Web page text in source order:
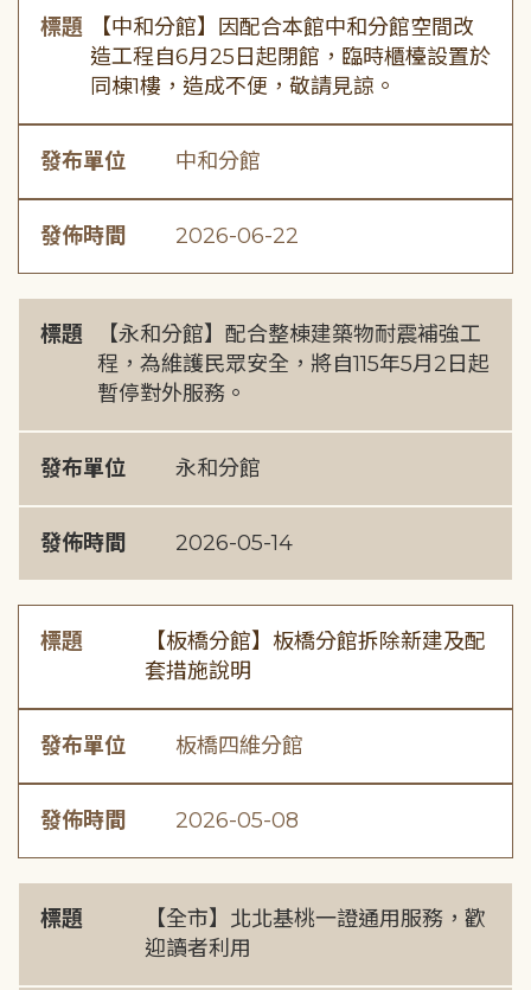
標題
【中和分館】因配合本館中和分館空間改
造工程自6月25日起閉館，臨時櫃檯設置於
同棟1樓，造成不便，敬請見諒。
發布單位 中和分館
發佈時間 2026-06-22
標題
【永和分館】配合整棟建築物耐震補強工
程，為維護民眾安全，將自115年5月2日起
暫停對外服務。
發布單位 永和分館
發佈時間 2026-05-14
標題
【板橋分館】板橋分館拆除新建及配
套措施說明
發布單位 板橋四維分館
發佈時間 2026-05-08
標題
【全市】北北基桃一證通用服務，歡
迎讀者利用